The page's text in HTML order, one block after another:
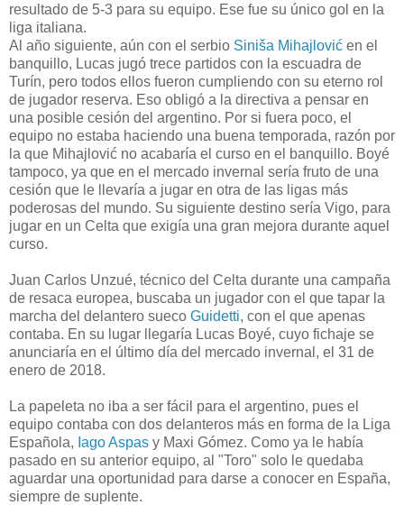
resultado de 5-3 para su equipo. Ese fue su único gol en la
liga italiana.
Al año siguiente, aún con el serbio Siniša Mihajlović en el
banquillo, Lucas jugó trece partidos con la escuadra de
Turín, pero todos ellos fueron cumpliendo con su eterno rol
de jugador reserva. Eso obligó a la directiva a pensar en
una posible cesión del argentino. Por si fuera poco, el
equipo no estaba haciendo una buena temporada, razón por
la que Mihajlović no acabaría el curso en el banquillo. Boyé
tampoco, ya que en el mercado invernal sería fruto de una
cesión que le llevaría a jugar en otra de las ligas más
poderosas del mundo. Su siguiente destino sería Vigo, para
jugar en un Celta que exigía una gran mejora durante aquel
curso.
Juan Carlos Unzué, técnico del Celta durante una campaña
de resaca europea, buscaba un jugador con el que tapar la
marcha del delantero sueco Guidetti, con el que apenas
contaba. En su lugar llegaría Lucas Boyé, cuyo fichaje se
anunciaría en el último día del mercado invernal, el 31 de
enero de 2018.
La papeleta no iba a ser fácil para el argentino, pues el
equipo contaba con dos delanteros más en forma de la Liga
Española, Iago Aspas y Maxi Gómez. Como ya le había
pasado en su anterior equipo, al "Toro" solo le quedaba
aguardar una oportunidad para darse a conocer en España,
siempre de suplente.